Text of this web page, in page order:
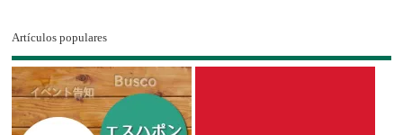
Artículos populares